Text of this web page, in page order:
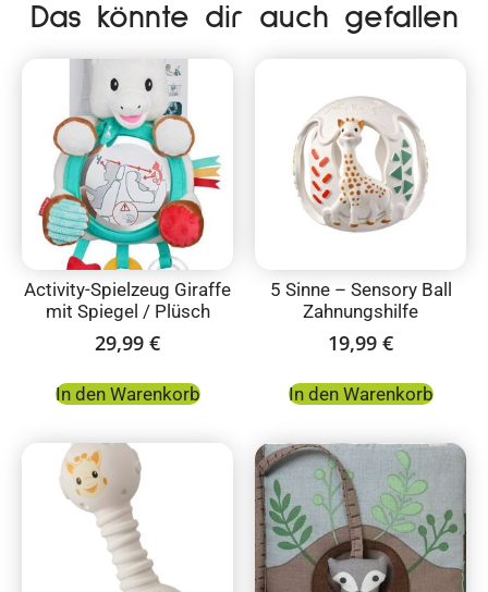
Das könnte dir auch gefallen
Activity-Spielzeug Giraffe
mit Spiegel / Plüsch
29,99 €
In den Warenkorb
5 Sinne – Sensory Ball
Zahnungshilfe
19,99 €
In den Warenkorb